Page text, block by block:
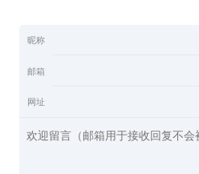
昵称
邮箱
网址